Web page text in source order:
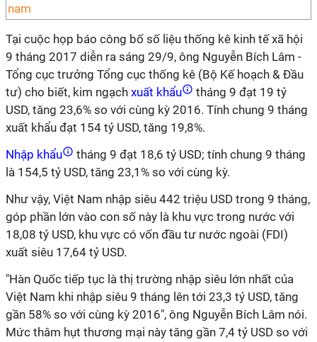
Tại cuộc họp báo công bố số liệu thống kê kinh tế xã hội
9 tháng 2017 diễn ra sáng 29/9, ông Nguyễn Bích Lâm -
Tổng cục trưởng Tổng cục thống kê (Bộ Kế hoạch & Đầu
tư) cho biết, kim ngạch xuất khẩu
tháng 9 đạt 19 tỷ
USD, tăng 23,6% so với cùng kỳ 2016. Tính chung 9 tháng
xuất khẩu đạt 154 tỷ USD, tăng 19,8%.
Nhập khẩu
tháng 9 đạt 18,6 tỷ USD; tính chung 9 tháng
là 154,5 tỷ USD, tăng 23,1% so với cùng kỳ.
Như vậy, Việt Nam nhập siêu 442 triệu USD trong 9 tháng,
góp phần lớn vào con số này là khu vực trong nước với
18,08 tỷ USD, khu vực có vốn đầu tư nước ngoài (FDI)
xuất siêu 17,64 tỷ USD.
"Hàn Quốc tiếp tục là thị trường nhập siêu lớn nhất của
Việt Nam khi nhập siêu 9 tháng lên tới 23,3 tỷ USD, tăng
gần 58% so với cùng kỳ 2016", ông Nguyễn Bích Lâm nói.
Mức thâm hụt thương mại này tăng gần 7,4 tỷ USD so với